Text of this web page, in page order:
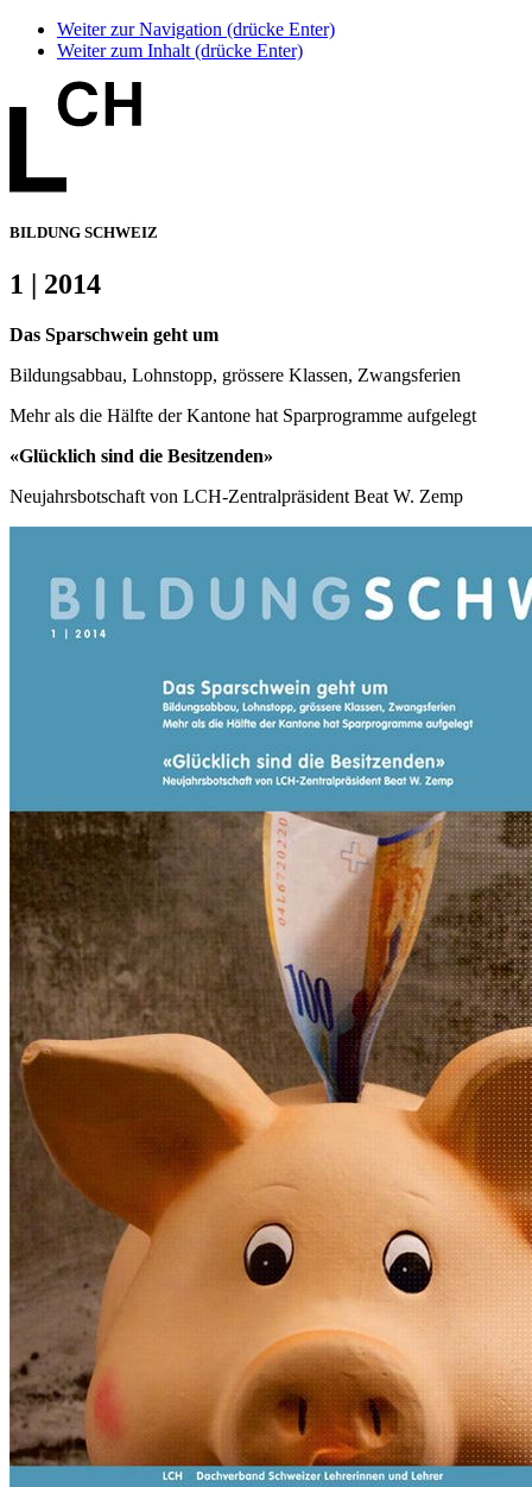
Weiter zur Navigation (drücke Enter)
Weiter zum Inhalt (drücke Enter)
BILDUNG SCHWEIZ
1 | 2014
Das Sparschwein geht um
Bildungsabbau, Lohnstopp, grössere Klassen, Zwangsferien
Mehr als die Hälfte der Kantone hat Sparprogramme aufgelegt
«Glücklich sind die Besitzenden»
Neujahrsbotschaft von LCH-Zentralpräsident Beat W. Zemp